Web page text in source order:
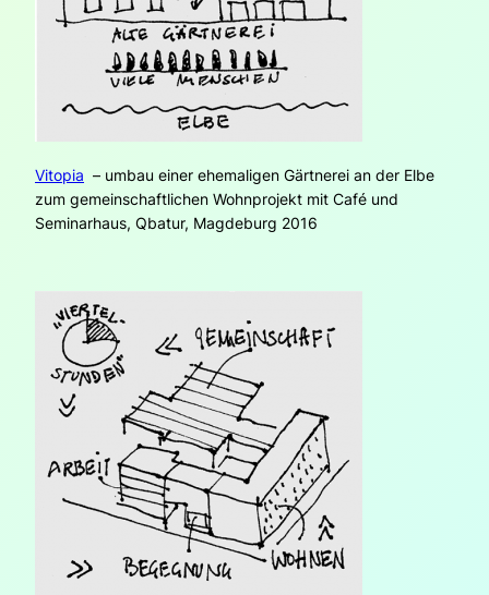
Vitopia – umbau einer ehemaligen Gärtnerei an der Elbe
zum gemeinschaftlichen Wohnprojekt mit Café und
Seminarhaus, Qbatur, Magdeburg 2016